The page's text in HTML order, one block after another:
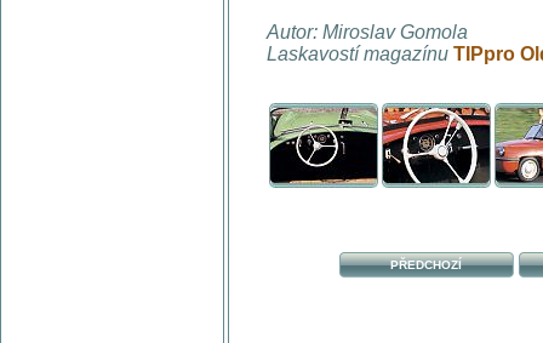
Autor: Miroslav Gomola
Laskavostí magazínu TIPpro
PŘEDCHOZÍ